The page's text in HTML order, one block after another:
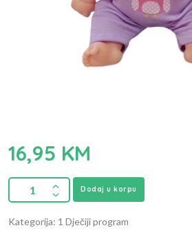
16,95 KM
Dodaj u korpu
Kategorija: 1 Dječiji program